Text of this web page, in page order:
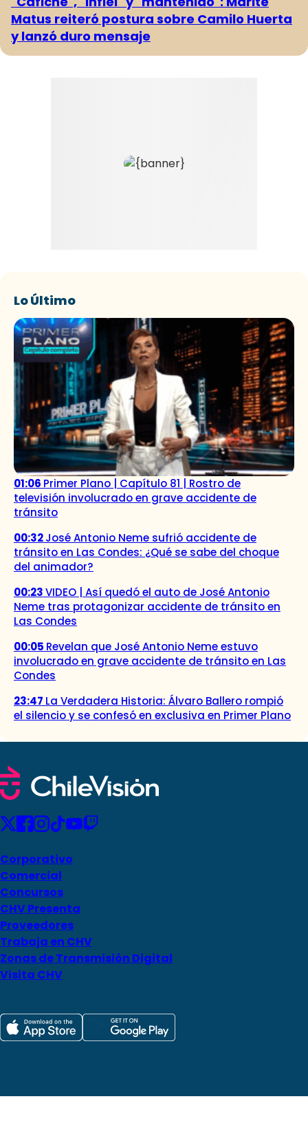
Matus reiteró postura sobre Camilo Huerta
y lanzó duro mensaje
Lo Último
01:06 Primer Plano | Capítulo 81 | Rostro de
televisión involucrado en grave accidente de
tránsito
00:32José Antonio Neme sufrió accidente de
tránsito en Las Condes: ¿Qué se sabe del choque
del animador?
00:23VIDEO | Así quedó el auto de José Antonio
Neme tras protagonizar accidente de tránsito en
Las Condes
00:05 Revelan que José Antonio Neme estuvo
involucrado en grave accidente de tránsito en Las
Condes
23:47 La Verdadera Historia: Álvaro Ballero rompió
el silencio y se confesó en exclusiva en Primer Plano
Corporativo
Comercial
Concursos
CHV Presenta
Proveedores
Trabaja en CHV
Zonas de Transmisión Digital
Visita CHV